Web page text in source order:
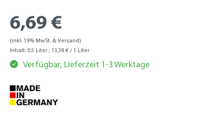
6,69 €
(inkl. 19% MwSt. & Versand)
Inhalt: 0.5 Liter ; 13,38 € / 1 Liter
Verfügbar, Lieferzeit 1-3 Werktage